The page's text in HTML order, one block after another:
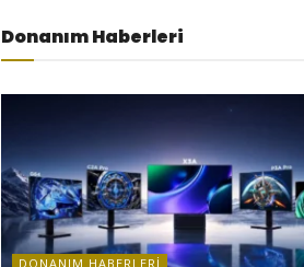
Donanım Haberleri
DONANIM HABERLERI